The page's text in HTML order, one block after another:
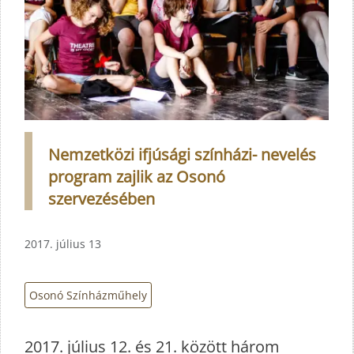
Nemzetközi ifjúsági színházi- nevelés
program zajlik az Osonó
szervezésében
2017. július 13
Osonó Színházműhely
2017. július 12. és 21. között három